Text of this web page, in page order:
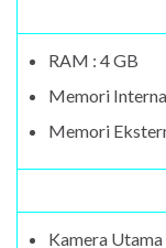
RAM : 4 GB
Memori
Memori
Kamera